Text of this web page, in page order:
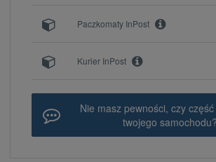
Paczkomaty InPost
Kurier InPost
Nie masz pewności, czy
twojego samochodu?